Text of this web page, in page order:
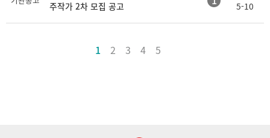
주작가 2차 모집 공고
5-10
1 2 3 4 5